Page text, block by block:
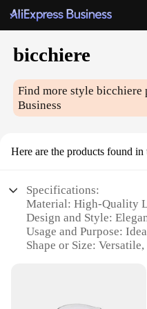
bicchiere
Find more stylebicchiere
Business
Here are the products found in
Specifications:
Material: High-Quality
Design and Style:
Usage and Purpose:
Shape or Size:
Parts and Accessories: